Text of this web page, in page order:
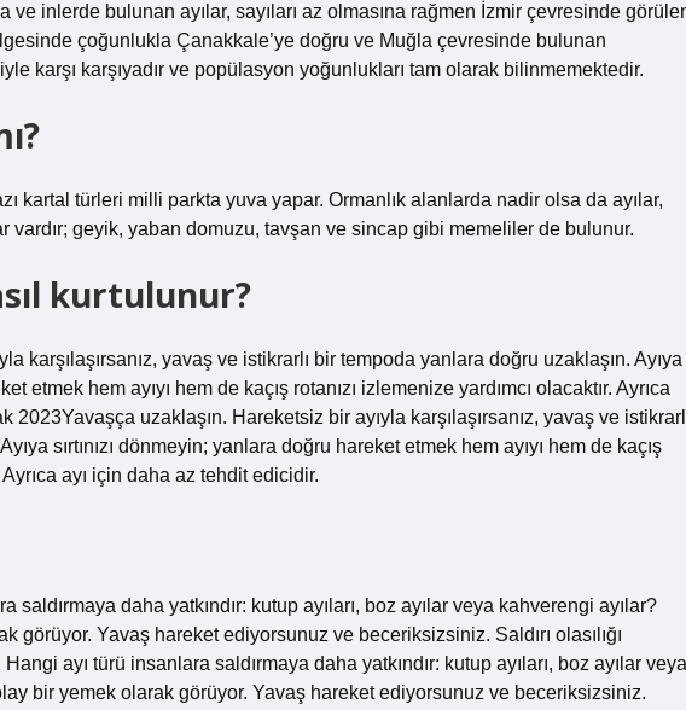
ve inlerde bulunan ayılar, sayıları az olmasına rağmen İzmir çevresinde
çoğunlukla Çanakkale’ye doğru ve Muğla çevresinde bulunan
karşı karşıyadır ve popülasyon yoğunlukları tam olarak bilinmemektedir.
kartal türleri milli parkta yuva yapar. Ormanlık alanlarda nadir olsa da ayılar,
vardır; geyik, yaban domuzu, tavşan ve sincap gibi memeliler de bulunur.
kurtulunur?
karşılaşırsanız, yavaş ve istikrarlı bir tempoda yanlara doğru uzaklaşın. Ayıya
etmek hem ayıyı hem de kaçış rotanızı izlemenize yardımcı olacaktır. Ayrıca
2023Yavaşça uzaklaşın. Hareketsiz bir ayıyla karşılaşırsanız, yavaş ve
sırtınızı dönmeyin; yanlara doğru hareket etmek hem ayıyı hem de kaçış
Ayrıca ayı için daha az tehdit edicidir.
daha yatkındır: kutup ayıları, boz ayılar veya kahverengi ayılar?
görüyor. Yavaş hareket ediyorsunuz ve beceriksizsiniz. Saldırı olasılığı
ayı türü insanlara saldırmaya daha yatkındır: kutup ayıları, boz ayılar veya
bir yemek olarak görüyor. Yavaş hareket ediyorsunuz ve beceriksizsiniz.